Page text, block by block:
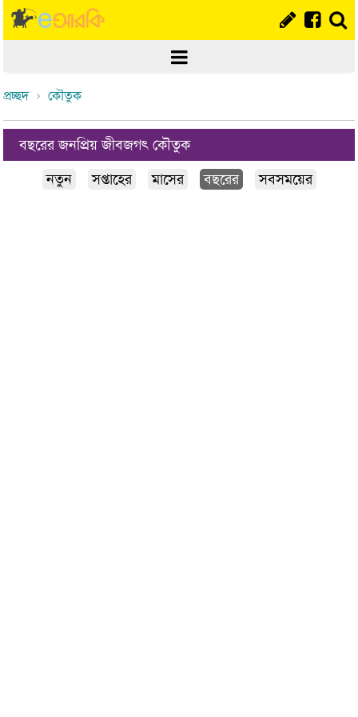
প্রচ্ছদ কৌতুক
বছরের জনপ্রিয় জীবজগৎ কৌতুক
নতুন
সপ্তাহের মাসের বছরের সবসময়ের